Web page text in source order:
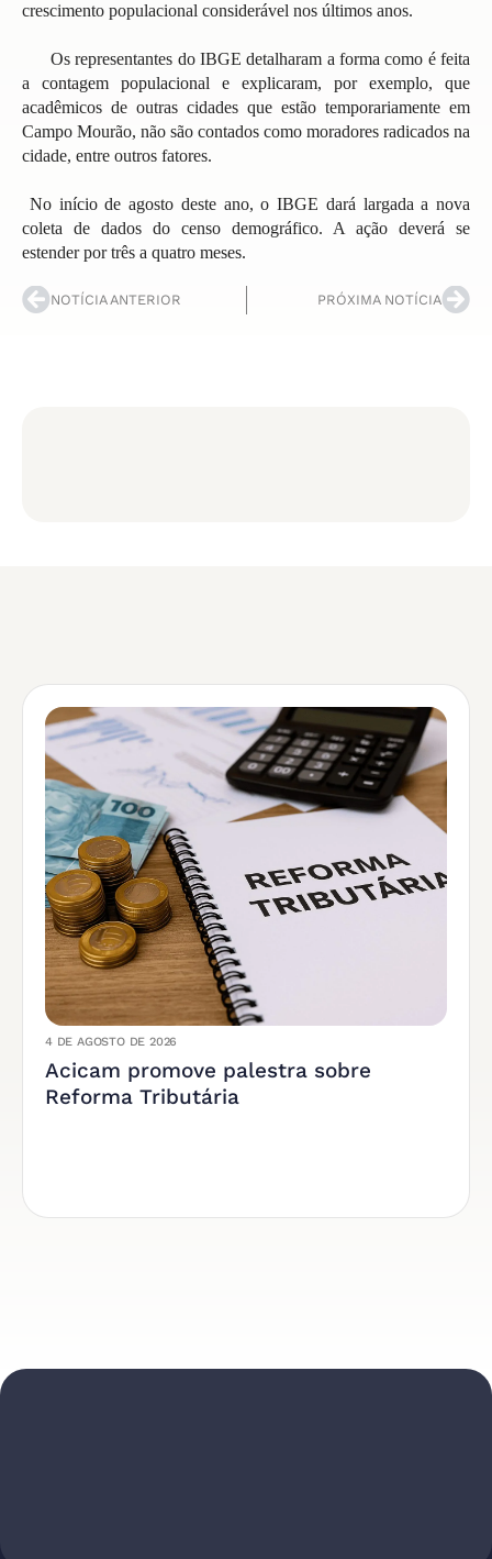
crescimento populacional considerável nos últimos anos.
Os representantes do IBGE detalharam a forma como é feita
a contagem populacional e explicaram, por exemplo, que
acadêmicos de outras cidades que estão temporariamente em
Campo Mourão, não são contados como moradores radicados na
cidade, entre outros fatores.
No início de agosto deste ano, o IBGE dará largada a nova
coleta de dados do censo demográfico. A ação deverá se
estender por três a quatro meses.
NOTÍCIA ANTERIOR PRÓXIMA NOTÍCIA
4 DE AGOSTO DE 2026
Acicam promove palestra sobre
Reforma Tributária